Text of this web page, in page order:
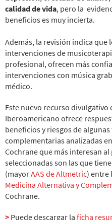
calidad de vida, pero la
beneficios es muy incierta.
Además, la revisión indica que
intervenciones de
profesional, ofrecen más
intervenciones con música
médico.
Este nuevo recurso divulgativo
Iberoamericano ofrece
beneficios y riesgos de
complementarias analizadas
Cochrane que más interesan
seleccionadas son las que
(mayorAAS de Altmetric) entre
Medicina Alternativa y
Cochrane.
> Puede descargar la ficha